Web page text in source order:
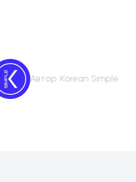
Автор Korean Simple